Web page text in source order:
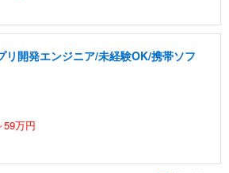
リ開発エンジニア/未経験OK/携帯ソフ
59万円